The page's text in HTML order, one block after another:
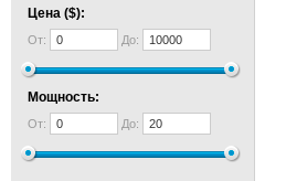
Цена ($):
От: До:
Мощность:
От: До: